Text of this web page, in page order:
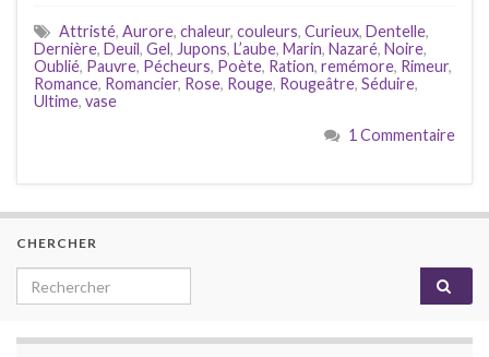
Attristé, Aurore, chaleur, couleurs, Curieux, Dentelle,
Dernière, Deuil, Gel, Jupons, L’aube, Marin, Nazaré, Noire,
Oublié, Pauvre, Pécheurs, Poète, Ration, remémore, Rimeur,
Romance, Romancier, Rose, Rouge, Rougeâtre, Séduire,
Ultime, vase
1 Commentaire
CHERCHER
Search for: